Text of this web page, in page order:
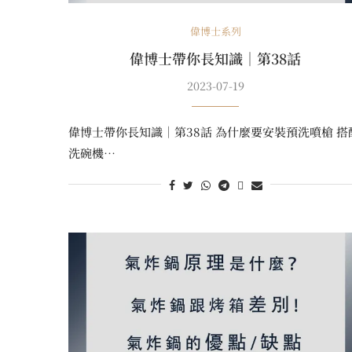
偉博士系列
偉博士帶你長知識｜第38話
2023-07-19
偉博士帶你長知識｜第38話 為什麼要安裝預洗噴槍 搭
洗碗機…